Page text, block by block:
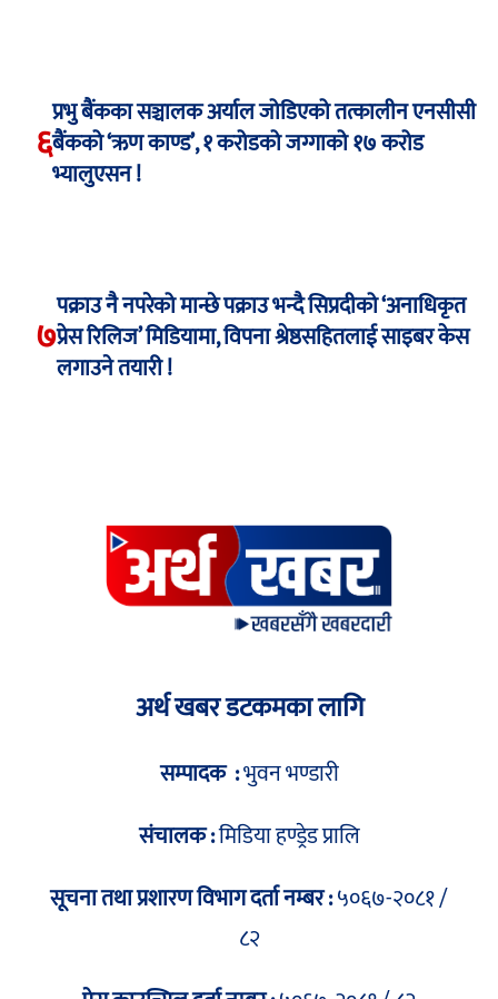
६
प्रभु बैंकका सञ्चालक अर्याल जोडिएको तत्कालीन एनसीसी
बैंकको ‘ऋण काण्ड’, १ करोडको जग्गाको १७ करोड
भ्यालुएसन !
७
पक्राउ नै नपरेको मान्छे पक्राउ भन्दै सिप्रदीको ‘अनाधिकृत
प्रेस रिलिज’ मिडियामा, विपना श्रेष्ठसहितलाई साइबर केस
लगाउने तयारी !
अर्थ खबर डटकमका लागि
सम्पादक :भुवन भण्डारी
संचालक :मिडिया हण्ड्रेड प्रालि
सूचना तथा प्रशारण विभाग दर्ता नम्बर :५०६७-२०८१ /
८२